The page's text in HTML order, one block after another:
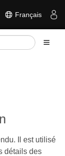
Français
Il est utilisé
détails des